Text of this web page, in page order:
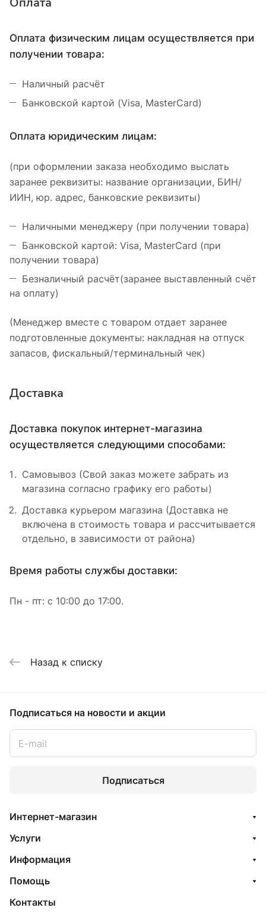
Оплата физическим лицам осуществляется при
получении товара:
Наличный расчёт
Банковской картой (Visa, MasterCard)
Оплата юридическим лицам:
(при оформлении заказа необходимо выслать
заранее реквизиты: название организации, БИН/
ИИН, юр. адрес, банковские реквизиты)
Наличными менеджеру (при получении товара)
Банковской картой: Visa, MasterCard (при
получении товара)
Безналичный расчёт(заранее выставленный счёт
на оплату)
(Менеджер вместе с товаром отдает заранее
подготовленные документы: накладная на отпуск
запасов, фискальный/терминальный чек)
Доставка
Доставка покупок интернет-магазина
осуществляется следующими способами:
Самовывоз (Свой заказ можете забрать из
магазина согласно графику его работы)
Доставка курьером магазина (Доставка не
включена в стоимость товара и рассчитывается
отдельно, в зависимости от района)
Время работы службы доставки:
Пн - пт: с 10:00 до 17:00.
Назад к списку
Подписаться на новости и акции
Подписаться
Интернет-магазин
Услуги
Информация
Помощь
Контакты